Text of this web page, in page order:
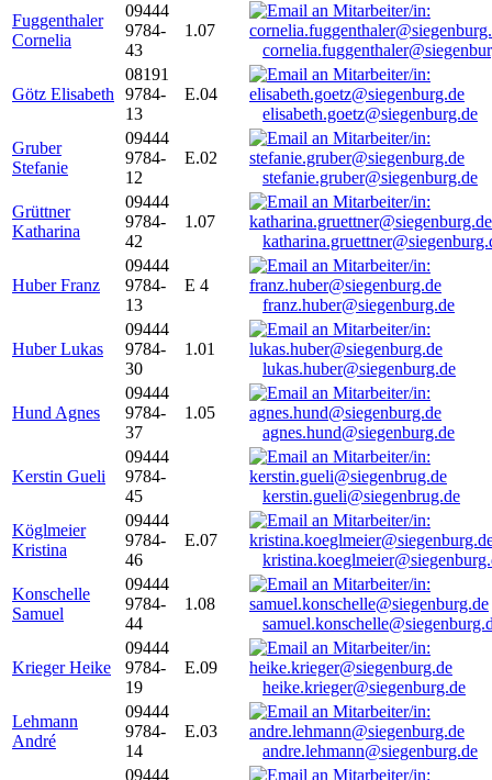
Fuggenthaler
Cornelia
09444
9784-
43
1.07
Götz Elisabeth
08191
9784-
13
E.04
elisabeth.goetz@siegenburg.de
Gruber
Stefanie
09444
9784-
12
E.02
stefanie.gruber@siegenburg.de
Grüttner
Katharina
09444
9784-
42
1.07
Huber Franz
09444
9784-
13
E 4
franz.huber@siegenburg.de
Huber Lukas
09444
9784-
30
1.01
lukas.huber@siegenburg.de
Hund Agnes
09444
9784-
37
1.05
agnes.hund@siegenburg.de
Kerstin Gueli
09444
9784-
45
kerstin.gueli@siegenbrug.de
Köglmeier
Kristina
09444
9784-
46
E.07
Konschelle
Samuel
09444
9784-
44
1.08
Krieger Heike
09444
9784-
19
E.09
heike.krieger@siegenburg.de
Lehmann
André
09444
9784-
14
E.03
andre.lehmann@siegenburg.de
09444